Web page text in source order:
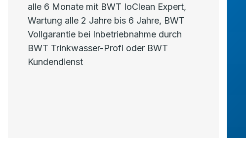
alle 6 Monate mit BWT IoClean Expert,
Wartung alle 2 Jahre bis 6 Jahre, BWT
Vollgarantie bei Inbetriebnahme durch
BWT Trinkwasser-Profi oder BWT
Kundendienst